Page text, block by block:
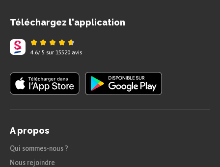
Téléchargez l'application
4.6/ 5 sur 15520 avis
A propos
Qui sommes-nous ?
Nous rejoindre